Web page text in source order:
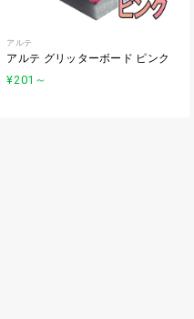
アルテ
アルテ グリッターボード ピンク
¥201 ～